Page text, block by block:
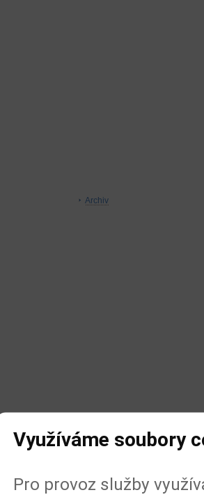
Archiv
Využíváme soubory
Pro provoz služby